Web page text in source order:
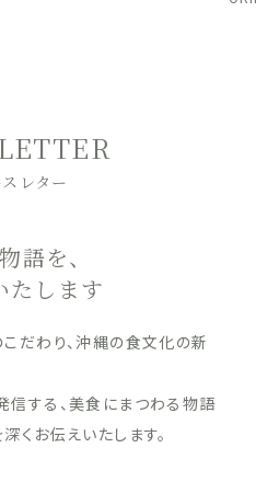
レター
語を、
たします
だわり、沖縄の食文化の新
する、美食にまつわる物語
くお伝えいたします。